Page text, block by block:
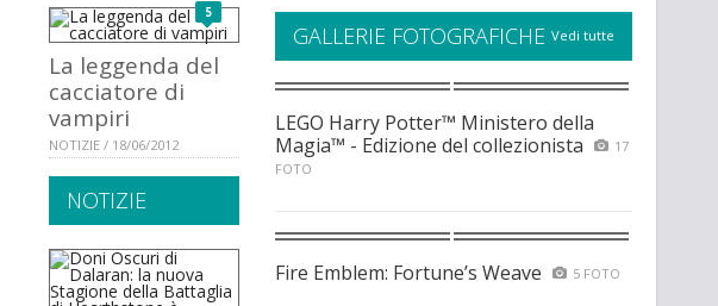
5
La leggenda del
cacciatore di
vampiri
NOTIZIE / 18/06/2012
NOTIZIE
GALLERIE FOTOGRAFICHE Vedi tutte
LEGO Harry Potter™ Ministero della
Magia™ - Edizione del collezionista
17
FOTO
Fire Emblem: Fortune’s Weave 5 FOTO